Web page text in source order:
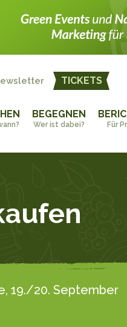
TICKETS
BEGEGNEN
Wer ist dabei? Für
19./20. September